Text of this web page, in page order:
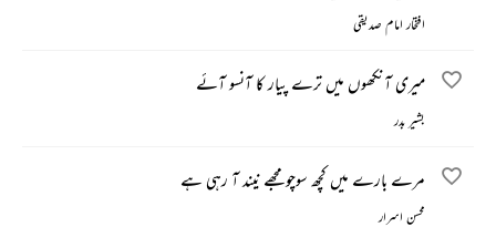
افتخار امام صدیقی
میری آنکھوں میں ترے پیار کا آنسو آئے
بشیر بدر
مرے بارے میں کچھ سوچو مجھے نیند آ رہی ہے
محسن اسرار